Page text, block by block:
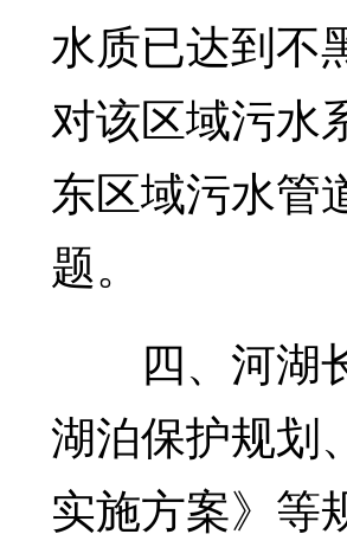
水质已达到不
对该区域污水
东区域污水管
题。
四、河湖长
湖泊保护规划
实施方案》等